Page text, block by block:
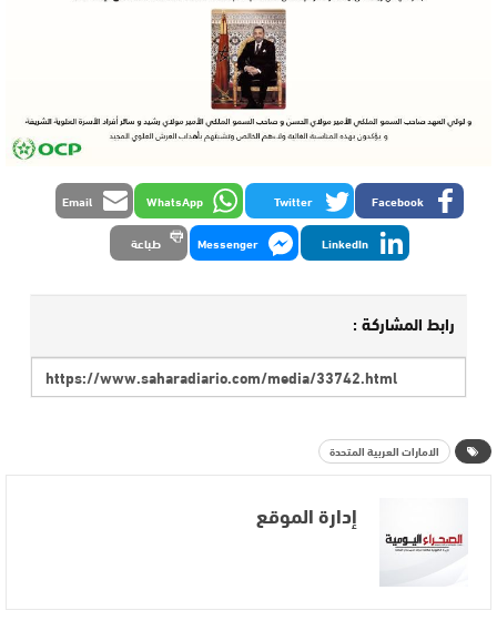
Facebook
Twitter
WhatsApp
Email
LinkedIn
Messenger طباعة
رابط المشاركة :
الامارات العربية المتحدة
إدارة الموقع